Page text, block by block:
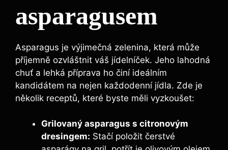
asparagusem
Asparagus je výjimečná zelenina, která může
příjemně ozvláštnit váš jídelníček. Jeho lahodná
chuť a lehká příprava ho činí ideálním
kandidátem na nejen každodenní jídla. Zde je
několik receptů, které byste měli vyzkoušet:
Grilovaný asparagus s citronovým
dresingem: Stačí položit čerstvé